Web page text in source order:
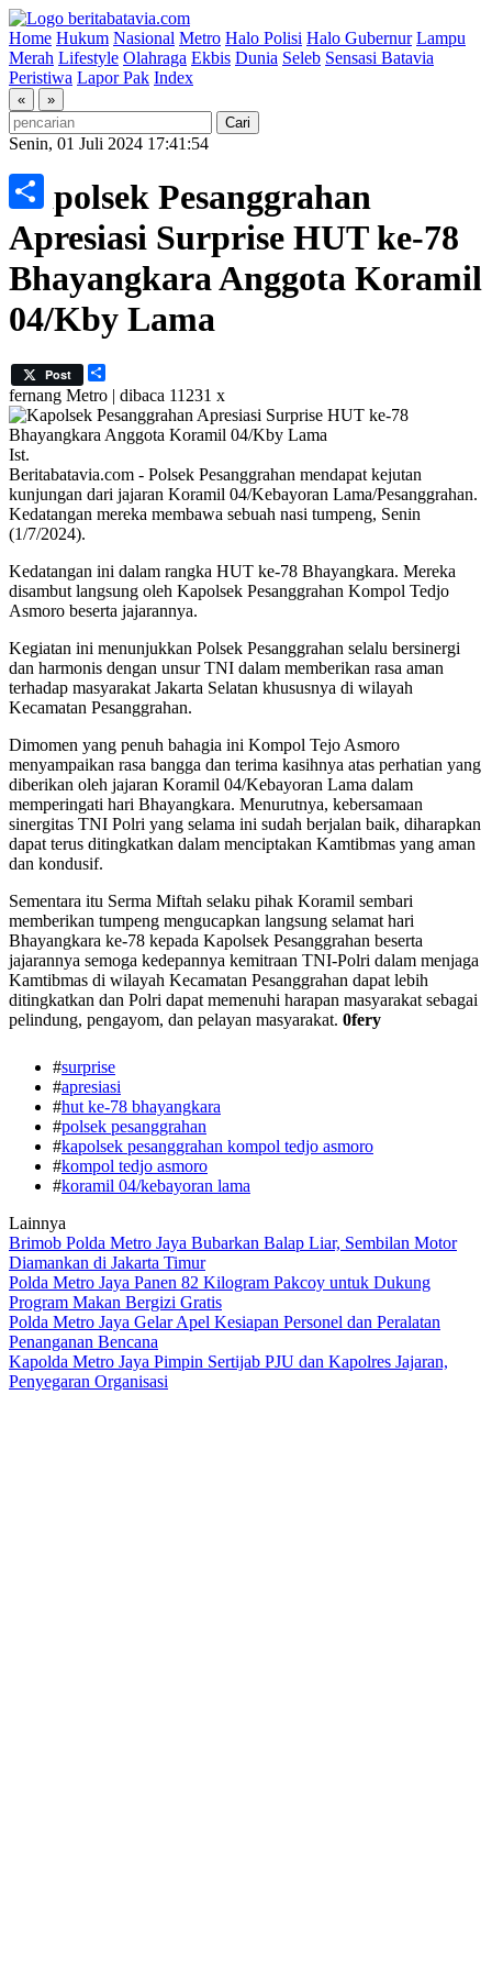
Home Hukum Nasional Metro Halo Polisi Halo Gubernur Lampu
Merah Lifestyle Olahraga Ekbis Dunia Seleb Sensasi Batavia
Peristiwa Lapor Pak Index
« »
Senin, 01 Juli 2024 17:41:54
Kapolsek Pesanggrahan
Apresiasi Surprise HUT ke-78
Bhayangkara Anggota Koramil
04/Kby Lama
Post
fernang Metro | dibaca 11231 x
Ist.
Beritabatavia.com - Polsek Pesanggrahan mendapat kejutan
kunjungan dari jajaran Koramil 04/Kebayoran Lama/Pesanggrahan.
Kedatangan mereka membawa sebuah nasi tumpeng, Senin
(1/7/2024).
Kedatangan ini dalam rangka HUT ke-78 Bhayangkara. Mereka
disambut langsung oleh Kapolsek Pesanggrahan Kompol Tedjo
Asmoro beserta jajarannya.
Kegiatan ini menunjukkan Polsek Pesanggrahan selalu bersinergi
dan harmonis dengan unsur TNI dalam memberikan rasa aman
terhadap masyarakat Jakarta Selatan khususnya di wilayah
Kecamatan Pesanggrahan.
Dimomen yang penuh bahagia ini Kompol Tejo Asmoro
menyampaikan rasa bangga dan terima kasihnya atas perhatian yang
diberikan oleh jajaran Koramil 04/Kebayoran Lama dalam
memperingati hari Bhayangkara. Menurutnya, kebersamaan
sinergitas TNI Polri yang selama ini sudah berjalan baik, diharapkan
dapat terus ditingkatkan dalam menciptakan Kamtibmas yang aman
dan kondusif.
Sementara itu Serma Miftah selaku pihak Koramil sembari
memberikan tumpeng mengucapkan langsung selamat hari
Bhayangkara ke-78 kepada Kapolsek Pesanggrahan beserta
jajarannya semoga kedepannya kemitraan TNI-Polri dalam menjaga
Kamtibmas di wilayah Kecamatan Pesanggrahan dapat lebih
ditingkatkan dan Polri dapat memenuhi harapan masyarakat sebagai
pelindung, pengayom, dan pelayan masyarakat. 0fery
Share
#surprise
#apresiasi
#hut ke-78 bhayangkara
#polsek pesanggrahan
#kapolsek pesanggrahan kompol tedjo asmoro
#kompol tedjo asmoro
#koramil 04/kebayoran lama
Lainnya
Brimob Polda Metro Jaya Bubarkan Balap Liar, Sembilan Motor
Diamankan di Jakarta Timur
Polda Metro Jaya Panen 82 Kilogram Pakcoy untuk Dukung
Program Makan Bergizi Gratis
Polda Metro Jaya Gelar Apel Kesiapan Personel dan Peralatan
Penanganan Bencana
Kapolda Metro Jaya Pimpin Sertijab PJU dan Kapolres Jajaran,
Penyegaran Organisasi